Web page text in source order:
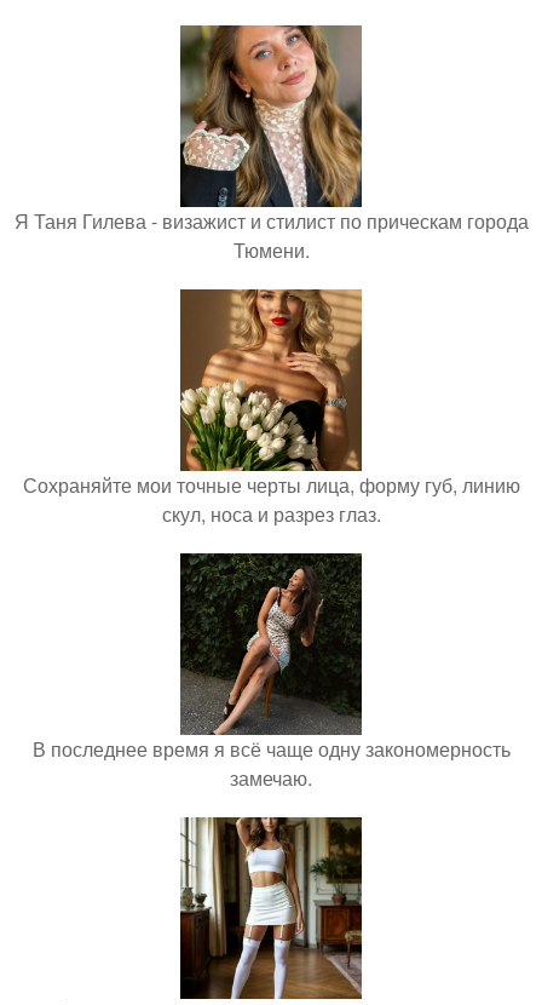
Я Таня Гилева - визажист и стилист по прическам города
Тюмени.
Сохраняйте мои точные черты лица, форму губ, линию
скул, носа и разрез глаз.
В последнее время я всё чаще одну закономерность
замечаю.